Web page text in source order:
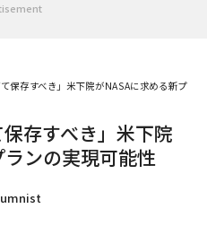
て保存すべき」米下院がNASAに求める新プラ
保存すべき」米下院
ンの実現可能性